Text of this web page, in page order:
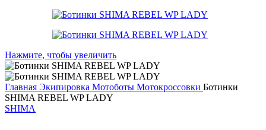
Нажмите, чтобы увеличить
Главная Экипировка Мотоботы Мотокроссовки Ботинки
SHIMA REBEL WP LADY
SHIMA